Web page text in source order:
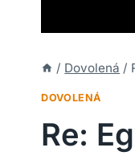
/ Dovolená /
DOVOLENÁ
Re: